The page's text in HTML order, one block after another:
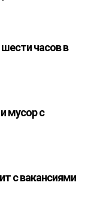
часов в
мусор с
с вакансиями